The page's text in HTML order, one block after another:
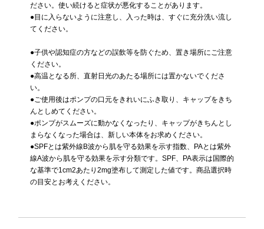
ださい。使い続けると症状が悪化することがあります。
●目に入らないように注意し、入った時は、すぐに充分洗い流し
てください。
●子供や認知症の方などの誤飲等を防ぐため、置き場所にご注意
ください。
●高温となる所、直射日光のあたる場所には置かないでくださ
い。
●ご使用後はポンプの口元をきれいにふき取り、キャップをきち
んとしめてください。
●ポンプがスムーズに動かなくなったり、キャップがきちんとし
まらなくなった場合は、新しい本体をお求めください。
●SPFとは紫外線B波から肌を守る効果を示す指数、PAとは紫外
線A波から肌を守る効果を示す分類です。SPF、PA表示は国際的
な基準で1cm2あたり2mg塗布して測定した値です。商品選択時
の目安とお考えください。